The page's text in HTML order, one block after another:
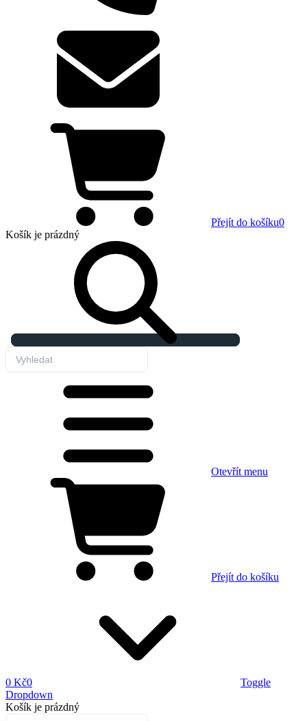
Přejít do košíku0
Košík je prázdný
Otevřít menu
Přejít do košíku
0 Kč0
Toggle
Dropdown
Košík je prázdný